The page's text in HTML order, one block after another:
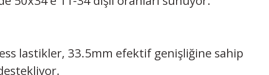
lastikler, 33.5mm efektif genişliğine sahip